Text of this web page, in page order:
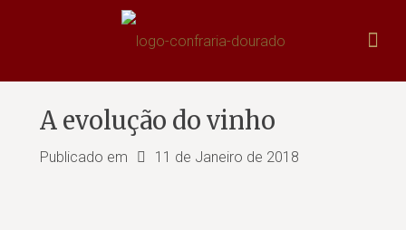
A evolução do vinho
Publicado em 11 de Janeiro de 2018